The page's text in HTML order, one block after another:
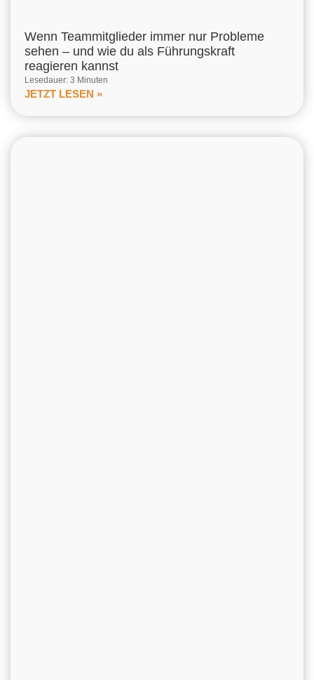
Wenn Teammitglieder immer nur Probleme
sehen – und wie du als Führungskraft
reagieren kannst
Lesedauer: 3 Minuten
JETZT LESEN »